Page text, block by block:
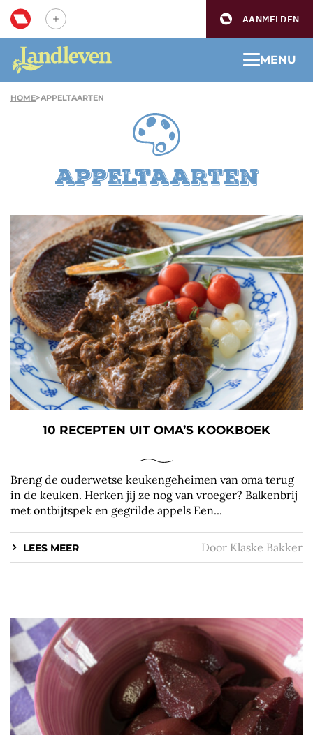
AANMELDEN
MENU
HOME>APPELTAARTEN
appeltaarten
10 RECEPTEN UIT OMA’S KOOKBOEK
Breng de ouderwetse keukengeheimen van oma terug
in de keuken. Herken jij ze nog van vroeger? Balkenbrij
met ontbijtspek en gegrilde appels Een...
LEES MEER Door Klaske Bakker